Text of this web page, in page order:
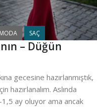
MODA SAÇ
– Düğün
gecesine hazırlanmıştık,
hazırlanalım. Aslında
ay oluyor ama ancak